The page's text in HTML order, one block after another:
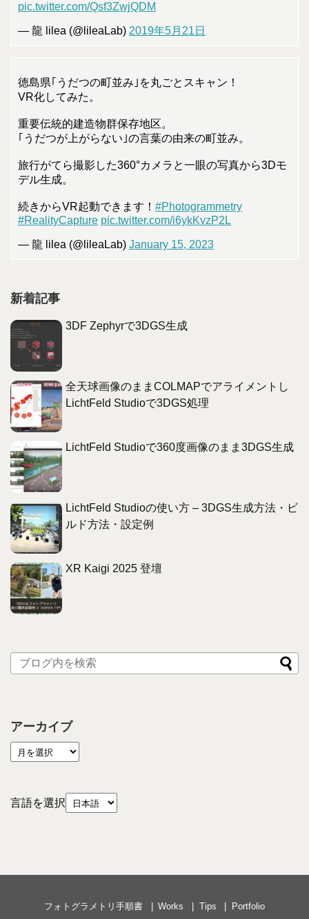
pic.twitter.com/Qsf3ZwjQDM
— 龍 lilea (@lileaLab) 2019年5月21日
徳島県｢うだつの町並み｣を丸ごとスキャン！
VR化してみた。
重要伝統的建造物群保存地区。
｢うだつが上がらない｣の言葉の由来の町並み。
旅行がてら撮影した360°カメラと一眼の写真から3Dモ
デル生成。
続きからVR起動できます！ #Photogrammetry
#RealityCapture pic.twitter.com/i6ykKvzP2L
— 龍 lilea (@lileaLab) January 15, 2023
新着記事
3DF Zephyrで3DGS生成
全天球画像のままCOLMAPでアライメントし
LichtFeld Studioで3DGS処理
LichtFeld Studioで360度画像のまま3DGS生成
LichtFeld Studioの使い方 – 3DGS生成方法・ビ
ルド方法・設定例
XR Kaigi 2025 登壇
アーカイブ
言語を選択
フォトグラメトリ手順書 Works Tips Portfolio